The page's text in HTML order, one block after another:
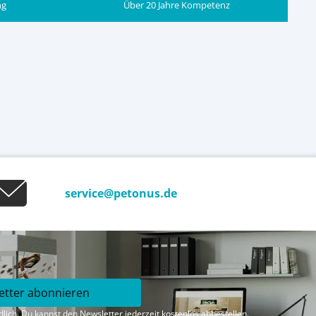
Über 20 Jahre Kompetenz
service@petonus.de
abonnieren
Du kannst den Newsletter jederzeit kostenlos abbestellen.